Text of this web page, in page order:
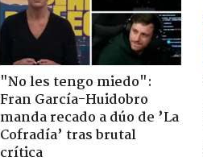
"No les tengo miedo":
Fran García-Huidobro
manda recado a dúo de ’La
Cofradía’ tras brutal
crítica